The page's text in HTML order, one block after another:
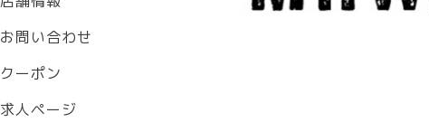
お問い合わせ
クーポン
求人ページ